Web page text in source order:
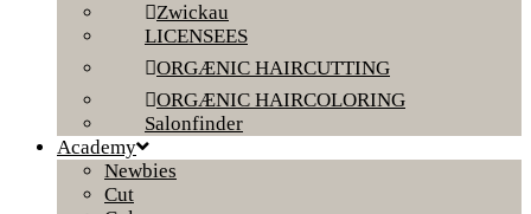
Zwickau
LICENSEES
ORGÆNIC HAIRCUTTING
ORGÆNIC HAIRCOLORING
Salonfinder
Academy
Newbies
Cut